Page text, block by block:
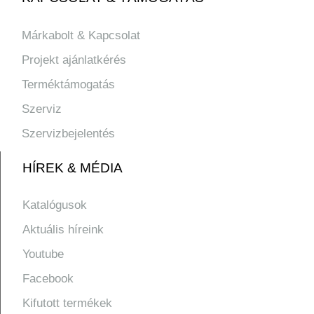
Márkabolt & Kapcsolat
Projekt ajánlatkérés
Terméktámogatás
Szerviz
Szervizbejelentés
HÍREK & MÉDIA
Katalógusok
Aktuális híreink
Youtube
Facebook
Kifutott termékek